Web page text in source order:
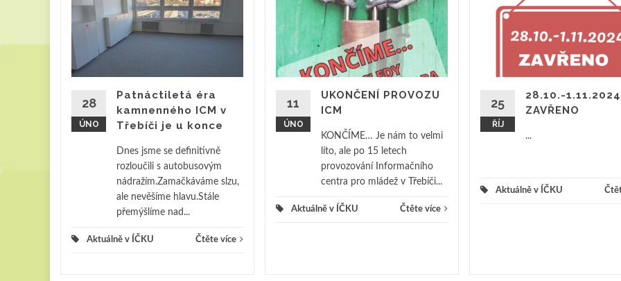
28
ÚNO
Patnáctiletá éra
kamnenného ICM v
Třebíči je u konce
Dnes jsme se definitivně
rozloučili s autobusovým
nádražím.Zamačkáváme slzu,
ale nevěšíme hlavu.Stále
přemýšlíme nad...
Aktuálně v ÍČKU Čtěte více
11
ÚNO
UKONČENÍ PROVOZU
ICM
KONČÍME… Je nám to velmi
líto, ale po 15 letech
provozování Informačního
centra pro mládež v Třebíči...
Aktuálně v ÍČKU Čtěte více
25
ŘÍJ
28.10.-1.11.2024
ZAVŘENO
...
Aktuálně v ÍČKU